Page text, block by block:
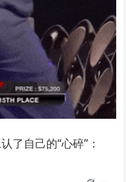
了自己的“心碎”：